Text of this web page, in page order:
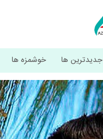
جدیدترین ها خوشمزه ها